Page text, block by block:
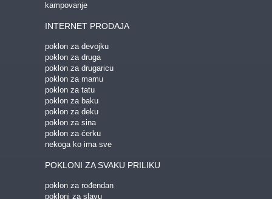
kampovanje
INTERNET PRODAJA
poklon za devojku
poklon za druga
poklon za drugaricu
poklon za mamu
poklon za tatu
poklon za baku
poklon za deku
poklon za sina
poklon za ćerku
nekoga ko ima sve
POKLONI ZA SVAKU PRILIKU
poklon za rođendan
pokloni za slavu